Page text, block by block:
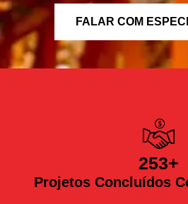
FALAR COM
Projetos Concluídos
253+